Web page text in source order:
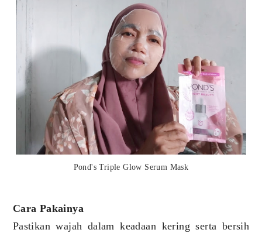
Pond's Triple Glow Serum Mask
Cara Pakainya
Pastikan wajah dalam keadaan kering serta bersih